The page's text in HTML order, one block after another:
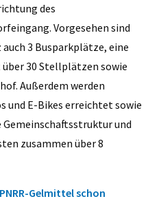
des
Vorgesehen sind
3 Busparkplätze, eine
30 Stellplätzen sowie
Außerdem werden
und E-Bikes erreichtet sowie
und
zusammen über 8
Gelmittel schon